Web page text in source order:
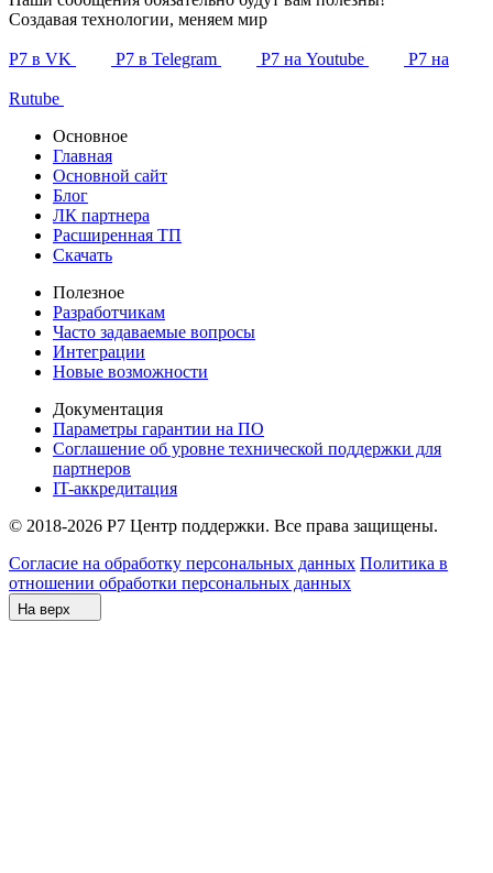
Создавая технологии, меняем мир
Р7 в VK Р7 в Telegram Р7 на Youtube Р7 на
Rutube
Основное
Главная
Основной сайт
Блог
ЛК партнера
Расширенная ТП
Скачать
Полезное
Разработчикам
Часто задаваемые вопросы
Интеграции
Новые возможности
Документация
Параметры гарантии на ПО
Соглашение об уровне технической поддержки для
партнеров
IT-аккредитация
© 2018-2026 Р7 Центр поддержки. Все права защищены.
Согласие на обработку персональных данных Политика в
отношении обработки персональных данных
На верх